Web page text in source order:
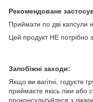
Рекомендоване
Приймати по дві капсули
Цей продукт НЕ потрібно
Запобіжні заходи:
Якщо ви вагітні, годуєте
приймаєте якісь ліки або
проконсультуйтеся з